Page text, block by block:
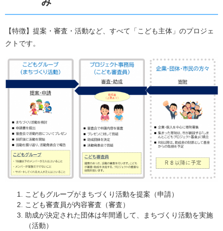
【特徴】提案・審査・活動など、すべて「こども主体」のプロジェ
クトです。
こどもグループがまちづくり活動を提案（申請）
こども審査員が内容審査（審査）
助成が決定された団体は年間通して、まちづくり活動を実施
（活動）